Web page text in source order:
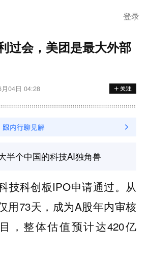
登录
过会，美团是最大外部
04日 04:28
半个中国的科技AI独角兽
技科创板IPO申请通过。从
用73天，成为A股年内审核
，整体估值预计达420亿